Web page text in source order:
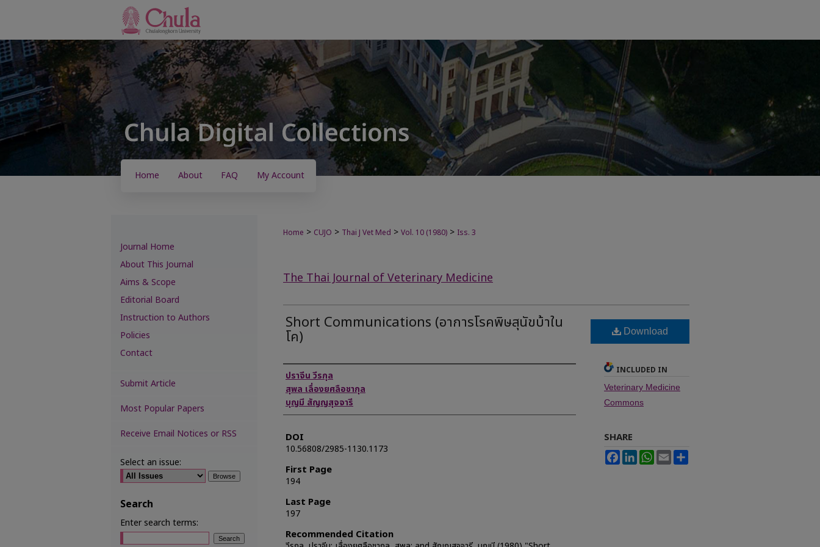
Home About FAQ My Account
Home > CUJO > Thai J Vet Med > Vol. 10 (1980) > Iss. 3
The Thai Journal of Veterinary Medicine
Short Communications (อาการโรคพิษสุนัขบ้าใน
โค)
Authors
ปราจีน วีรกุล
สุพล เลื่องยศลือชากุล
บุญมี สัญญสุจจารี
DOI
10.56808/2985-1130.1173
First Page
194
Last Page
197
Recommended Citation
Download
INCLUDED IN
Veterinary Medicine
Commons
SHARE
FacebookLinkedInWhatsApp
Email
Journal Home
About This Journal
Aims & Scope
Editorial Board
Instruction to Authors
Policies
Contact
Submit Article
Most Popular Papers
Receive Email Notices or RSS
Select an issue:
Search
Enter search terms: